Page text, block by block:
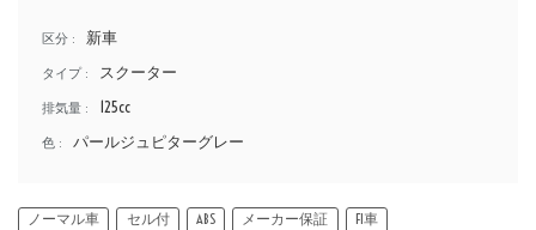
区分 : 新車
タイプ : スクーター
排気量 : 125cc
色 : パールジュピターグレー
ノーマル車 セル付 ABS メーカー保証
FI車